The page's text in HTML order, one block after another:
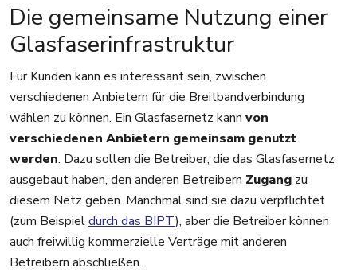
Die gemeinsame Nutzung einer
Glasfaserinfrastruktur
Für Kunden kann es interessant sein, zwischen
verschiedenen Anbietern für die Breitbandverbindung
wählen zu können. Ein Glasfasernetz kann von
verschiedenen Anbietern gemeinsam genutzt
werden. Dazu sollen die Betreiber, die das Glasfasernetz
ausgebaut haben, den anderen Betreibern Zugang zu
diesem Netz geben. Manchmal sind sie dazu verpflichtet
(zum Beispieldurch das BIPT), aber die Betreiber können
auch freiwillig kommerzielle Verträge mit anderen
Betreibern abschließen.